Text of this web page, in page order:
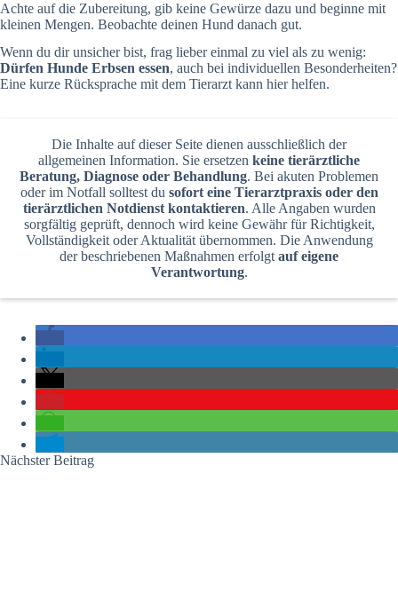
Achte auf die Zubereitung, gib keine Gewürze dazu und beginne mit
kleinen Mengen. Beobachte deinen Hund danach gut.
Wenn du dir unsicher bist, frag lieber einmal zu viel als zu wenig:
Dürfen Hunde Erbsen essen, auch bei individuellen Besonderheiten?
Eine kurze Rücksprache mit dem Tierarzt kann hier helfen.
Die Inhalte auf dieser Seite dienen ausschließlich der
allgemeinen Information. Sie ersetzen keine tierärztliche
Beratung, Diagnose oder Behandlung. Bei akuten Problemen
oder im Notfall solltest du sofort eine Tierarztpraxis oder den
tierärztlichen Notdienst kontaktieren. Alle Angaben wurden
sorgfältig geprüft, dennoch wird keine Gewähr für Richtigkeit,
Vollständigkeit oder Aktualität übernommen. Die Anwendung
der beschriebenen Maßnahmen erfolgt auf eigene
Verantwortung.
NächsterBeitrag